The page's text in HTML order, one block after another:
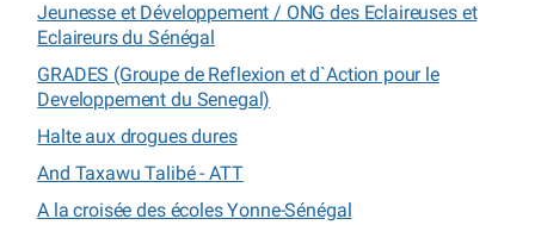
Jeunesse et Développement / ONG des Eclaireuses et
Eclaireurs du Sénégal
GRADES (Groupe de Reflexion et d`Action pour le
Developpement du Senegal)
Halte aux drogues dures
And Taxawu Talibé - ATT
A la croisée des écoles Yonne-Sénégal